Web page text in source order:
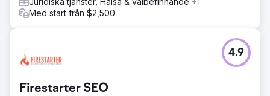
Med start från $2,500
Firestarter SEO
4.9